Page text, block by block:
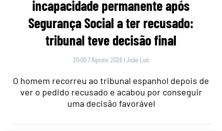
incapacidade permanente após
Segurança Social a ter recusado:
tribunal teve decisão final
20:00 7 Agosto, 2026 |João Luís
O homem recorreu ao tribunal espanhol depois de
ver o pedido recusado e acabou por conseguir
uma decisão favorável